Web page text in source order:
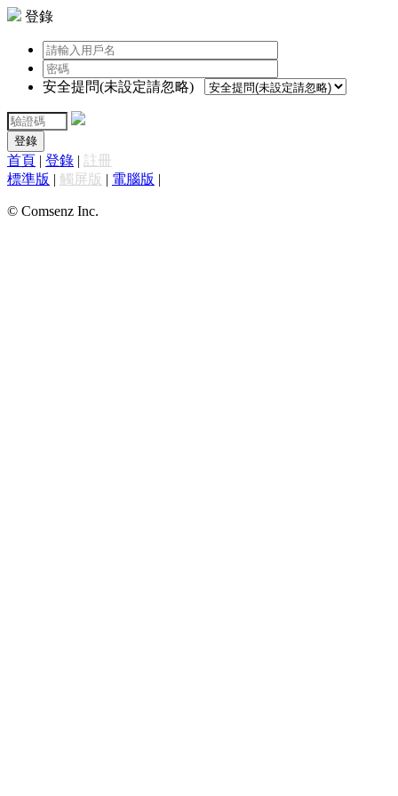
登錄
安全提問(未設定請忽略)
登錄
首頁 | 登錄 | 註冊
標準版 | 觸屏版 | 電腦版 |
© Comsenz Inc.